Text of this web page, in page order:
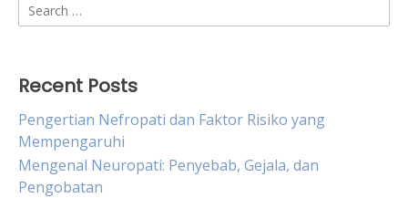
Search
for:
Recent Posts
Pengertian Nefropati dan Faktor Risiko yang
Mempengaruhi
Mengenal Neuropati: Penyebab, Gejala, dan
Pengobatan